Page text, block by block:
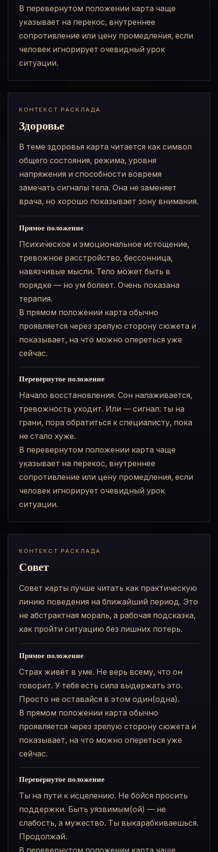
В перевернутом положении карта чаще
указывает на перекос, внутреннее
сопротивление или цену промедления, если
человек игнорирует очевидный урок
ситуации.
КОНТЕКСТ РАСКЛАДА
Здоровье
В теме здоровья карта читается как символ
общего состояния, режима, уровня
напряжения и способности вовремя
замечать сигналы тела. Она не заменяет
врача, но хорошо показывает зону внимания.
Прямое положение
Психическое и эмоциональное истощение,
тревожное расстройство, бессонница,
навязчивые мысли. Тело может быть в
порядке — но ум болеет. Очень показана
терапия.
В прямом положении карта обычно
проявляется через зрелую сторону сюжета и
показывает, на что можно опереться уже
сейчас.
Перевернутое положение
Начало восстановления. Сон налаживается,
тревожность уходит. Или — сигнал: ты на
грани, пора обратиться к специалисту, пока
не стало хуже.
В перевернутом положении карта чаще
указывает на перекос, внутреннее
сопротивление или цену промедления, если
человек игнорирует очевидный урок
ситуации.
КОНТЕКСТ РАСКЛАДА
Совет
Совет карты лучше читать как практическую
линию поведения на ближайший период. Это
не абстрактная мораль, а рабочая подсказка,
как пройти ситуацию без лишних потерь.
Прямое положение
Страх живёт в уме. Не верь всему, что он
говорит. У тебя есть сила выдержать это.
Просто не оставайся в этом один(одна).
В прямом положении карта обычно
проявляется через зрелую сторону сюжета и
показывает, на что можно опереться уже
сейчас.
Перевернутое положение
Ты на пути к исцелению. Не бойся просить
поддержки. Быть уязвимым(ой) — не
слабость, а мужество. Ты выкарабкиваешься.
Продолжай.
В перевернутом положении карта чаще